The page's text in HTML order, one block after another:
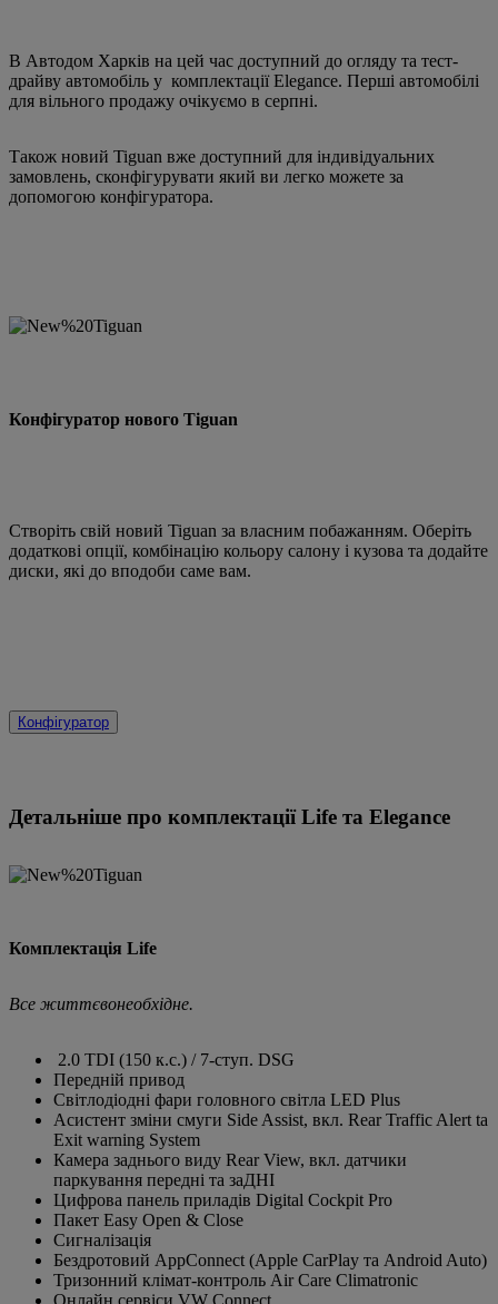
В Автодом Харків на цей час доступний до огляду та тест-
драйву автомобіль у комплектації Elegance. Перші автомобілі
для вільного продажу очікуємо в серпні.
Також новий Tiguan вже доступний для індивідуальних
замовлень, сконфігурувати який ви легко можете за
допомогою конфігуратора.
Конфігуратор нового Tiguan
Створіть свій новий Tiguan за власним побажанням. Оберіть
додаткові опції, комбінацію кольору салону і кузова та додайте
диски, які до вподоби саме вам.
Конфігуратор
Детальніше про комплектаціїLife та Elegance
Комплектація Life
Все життєвонеобхідне.
2.0 TDI (150 к.с.) / 7-ступ. DSG
Передній привод
Світлодіодні фари головного світла LED Plus
Асистент зміни смуги Side Assist, вкл. Rear Traffic Alert ta
Exit warning System
Камера заднього виду Rear View, вкл. датчики
паркування передні та заДНІ
Цифрова панель приладів Digital Cockpit Pro
Пакет Easy Open & Close
Сигналізація
Бездротовий AppConnect (Apple CarPlay та Android Auto)
Тризонний клімат-контроль Air Care Climatronic
Онлайн сервіси VW Connect